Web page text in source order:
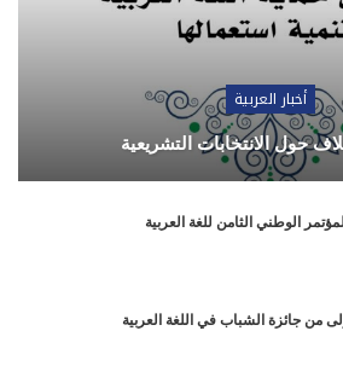
أخبار العربية
حول الانتخابات التشريعية
الوطني الثامن للغة العربية
من جائزة الشباب في اللغة العربية